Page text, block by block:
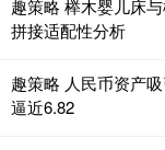
趣策略 榉木婴儿床
拼接适配性分析
趣策略 人民币资产
逼近6.82